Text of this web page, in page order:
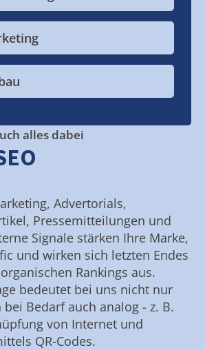
alles dabei
Advertorials,
Pressemitteilungen und
Signale stärken Ihre Marke,
und wirken sich letzten Endes
Rankings aus.
bedeutet bei uns nicht nur
Bedarf auch analog - z. B.
von Internet und
QR-Codes.